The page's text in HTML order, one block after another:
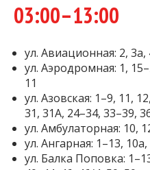
03:00–13:00
ул. Авиационная: 2, 3а,
ул. Аэродромная: 1,
11
ул. Азовская: 1–9, 11,
31, 31А, 24–34, 33–39,
ул. Амбулаторная: 10,
ул. Ангарная: 1–13,
ул. Балка Поповка: